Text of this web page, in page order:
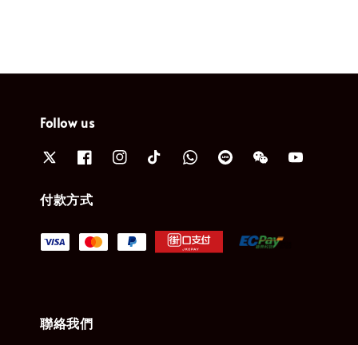
Follow us
付款方式
聯絡我們